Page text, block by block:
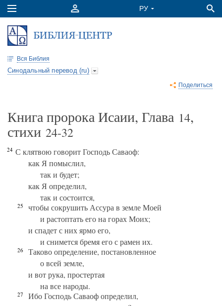
Вся Библия
Синодальный перевод (ru)
Поделиться
Книга пророка Исаии, Глава 14,
стихи 24-32
24 С клятвою говорит Господь Саваоф:
как Я помыслил,
так и будет;
как Я определил,
так и состоится,
25
чтобы сокрушить Ассура в земле Моей
и растоптать его на горах Моих;
и спадет с них ярмо его,
и снимется бремя его с рамен их.
26
Таково определение, постановленное
о всей земле,
и вот рука, простертая
на все народы.
27
Ибо Господь Саваоф определил,